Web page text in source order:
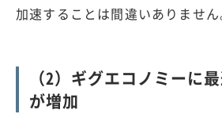
加速することは間違いありません
（2）ギグエコノミーに
が増加